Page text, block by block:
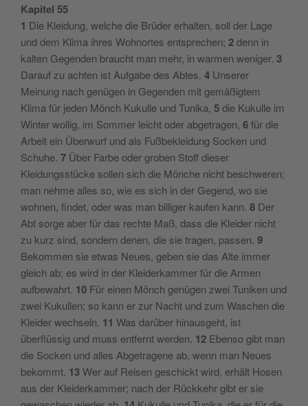
Kapitel 55
1 Die Kleidung, welche die Brüder erhalten, soll der Lage
und dem Klima ihres Wohnortes entsprechen; 2denn in
kalten Gegenden braucht man mehr, in warmen weniger. 3
Darauf zu achten ist Aufgabe des Abtes. 4 Unserer
Meinung nach genügen in Gegenden mit gemäßigtem
Klima für jeden Mönch Kukulle und Tunika, 5die Kukulle im
Winter wollig, im Sommer leicht oder abgetragen, 6für die
Arbeit ein Überwurf und als Fußbekleidung Socken und
Schuhe. 7 Über Farbe oder groben Stoff dieser
Kleidungsstücke sollen sich die Mönche nicht beschweren;
man nehme alles so, wie es sich in der Gegend, wo sie
wohnen, findet, oder was man billiger kaufen kann. 8 Der
Abt sorge aber für das rechte Maß, dass die Kleider nicht
zu kurz sind, sondern denen, die sie tragen, passen. 9
Bekommen sie etwas Neues, geben sie das Alte immer
gleich ab; es wird in der Kleiderkammer für die Armen
aufbewahrt. 10 Für einen Mönch genügen zwei Tuniken und
zwei Kukullen; so kann er zur Nacht und zum Waschen die
Kleider wechseln. 11 Was darüber hinausgeht, ist
überflüssig und muss entfernt werden. 12 Ebenso gibt man
die Socken und alles Abgetragene ab, wenn man Neues
bekommt. 13Wer auf Reisen geschickt wird, erhält Hosen
aus der Kleiderkammer; nach der Rückkehr gibt er sie